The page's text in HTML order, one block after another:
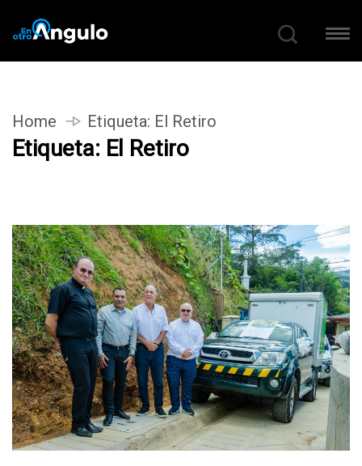
Home Etiqueta: El Retiro
Etiqueta: El Retiro